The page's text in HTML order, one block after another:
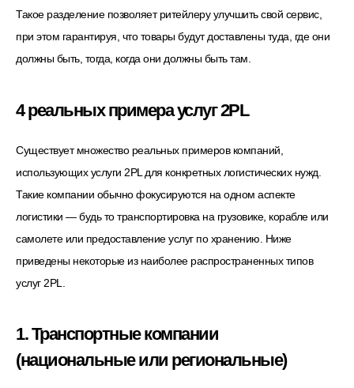
Такое разделение позволяет ритейлеру улучшить свой сервис,
при этом гарантируя, что товары будут доставлены туда, где они
должны быть, тогда, когда они должны быть там.
4 реальных примера услуг 2PL
Существует множество реальных примеров компаний,
использующих услуги 2PL для конкретных логистических нужд.
Такие компании обычно фокусируются на одном аспекте
логистики — будь то транспортировка на грузовике, корабле или
самолете или предоставление услуг по хранению. Ниже
приведены некоторые из наиболее распространенных типов
услуг 2PL.
1. Транспортные компании
(национальные или региональные)